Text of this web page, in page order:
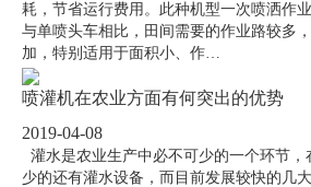
耗，节省运行费用。此种机型一次喷洒作
与单喷头车相比，田间需要的作业路较多
加，特别适用于面积小、作…
喷灌机在农业方面有何突出的优势
2019-04-08
灌水是农业生产中必不可少的一个环节，
少的还有灌水设备，而目前发展较快的几